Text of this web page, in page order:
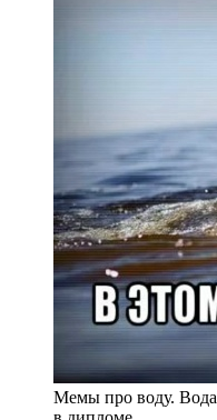
Мемы про воду.